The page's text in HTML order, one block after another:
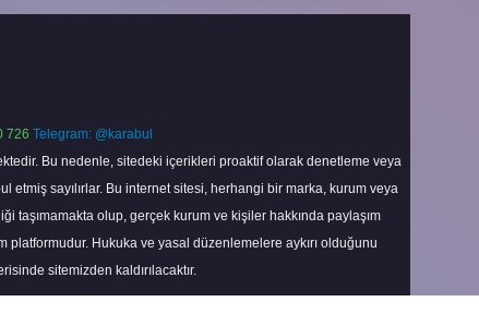
726 Telegram: @karabul
Bu nedenle, sitedeki içerikleri proaktif olarak denetleme veya
etmiş sayılırlar. Bu internet sitesi, herhangi bir marka, kurum veya
taşımamakta olup, gerçek kurum ve kişiler hakkında paylaşım
platformudur. Hukuka ve yasal düzenlemelere aykırı olduğunu
sitemizden kaldırılacaktır.